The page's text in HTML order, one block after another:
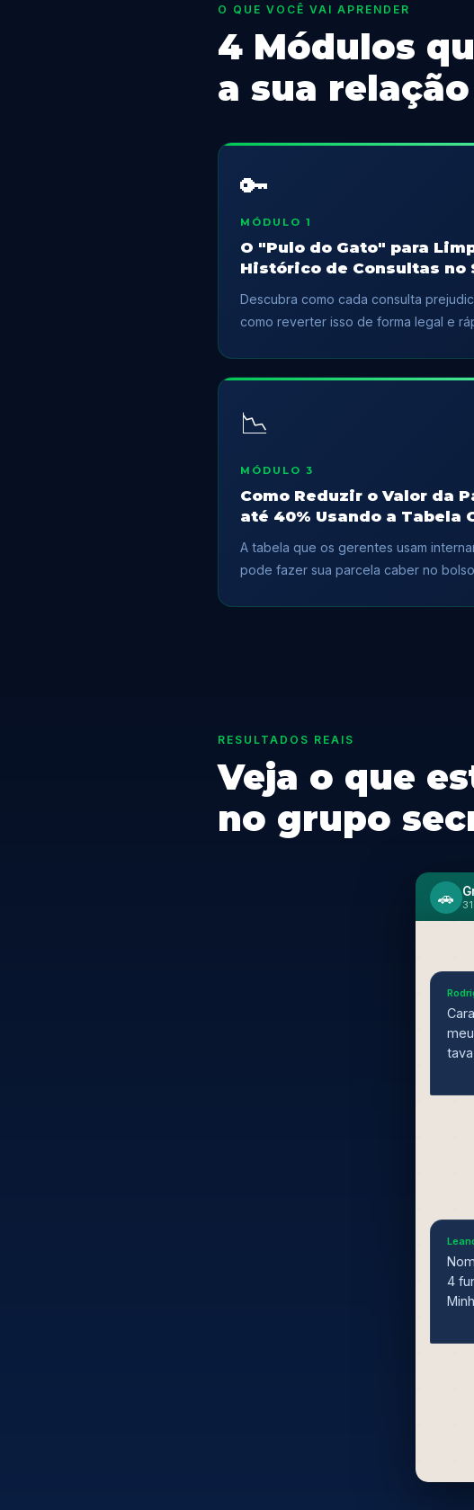
O QUE VOCÊ VAI APRENDER
4 Módulos
a sua
🔑
MÓDULO 1
O "Pulo do Gato" para
Histórico de Consultas no
Descubra como cada consulta
como reverter isso de forma legal e
📉
MÓDULO 3
Como Reduzir o Valor da
até 40% Usando a Tabela
A tabela que os gerentes usam
pode fazer sua parcela caber no
RESULTADOS REAIS
Veja o que
no grupo
🚗
4